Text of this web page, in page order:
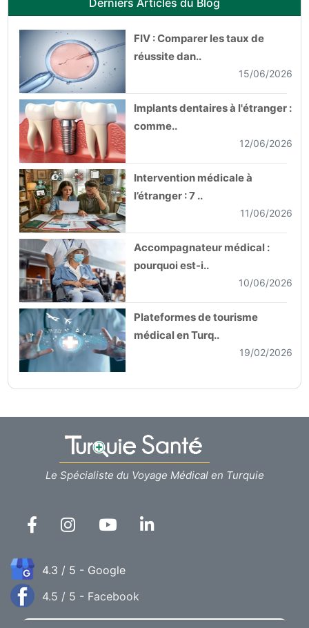
FIV : Comparer les taux de
réussite dan..
15/06/2026
Implants dentaires à l'étranger :
comme..
12/06/2026
Intervention médicale à
l’étranger : 7 ..
11/06/2026
Accompagnateur médical :
pourquoi est-i..
10/06/2026
Plateformes de tourisme
médical en Turq..
19/02/2026
Le Spécialiste du Voyage Médical en Turquie
4.3 / 5 - Google
4.5 / 5 - Facebook